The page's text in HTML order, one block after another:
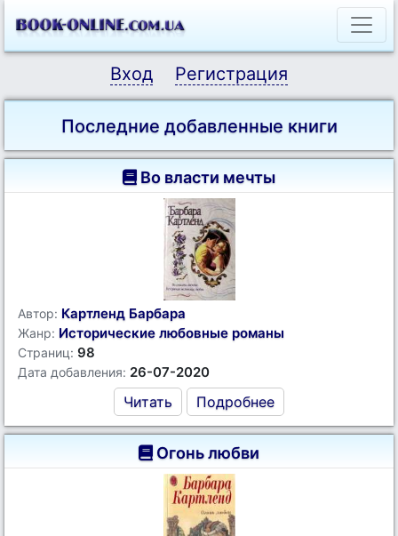
Вход Регистрация
Последние добавленные книги
Во власти мечты
Автор: Картленд Барбара
Жанр: Исторические любовные романы
Страниц: 98
Дата добавления: 26-07-2020
Читать Подробнее
Огонь любви